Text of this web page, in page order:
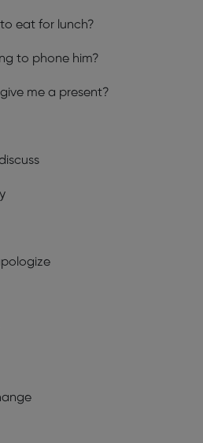
eat for lunch?
to phone him?
me a present?